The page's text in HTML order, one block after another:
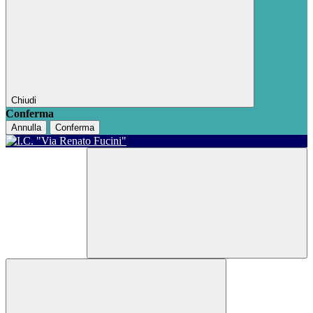
Chiudi
Conferma
Annulla Conferma